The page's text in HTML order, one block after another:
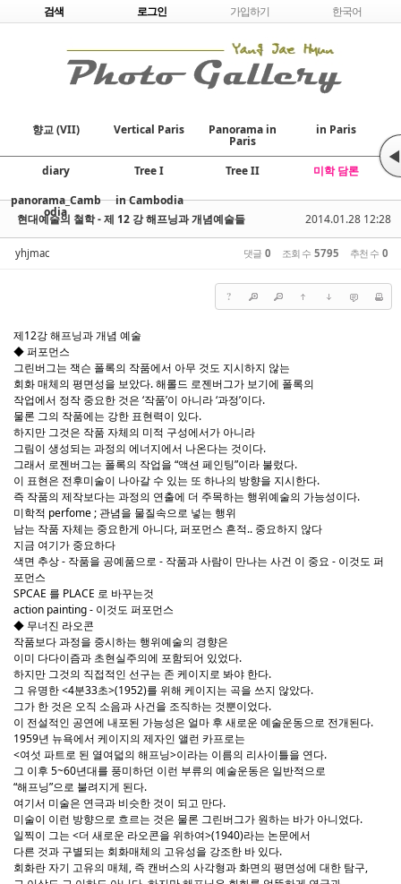
Skip to content
검색 로그인 가입하기 한국어
향교 (VII) Vertical Paris Panorama in
Paris
in Paris
diary Tree I Tree II
미학 담론
panorama_Camb
odia
in Cambodia
◀
2014.01.28 12:28
현대예술의 철학 - 제 12 강 해프닝과 개념예술들
yhjmac 댓글 0 조회 수 5795 추천 수 0
?
제12강 해프닝과 개념 예술
◆ 퍼포먼스
그린버그는 잭슨 폴록의 작품에서 아무 것도 지시하지 않는
회화 매체의 평면성을 보았다. 해롤드 로젠버그가 보기에 폴록의
작업에서 정작 중요한 것은 ‘작품’이 아니라 ‘과정’이다.
물론 그의 작품에는 강한 표현력이 있다.
하지만 그것은 작품 자체의 미적 구성에서가 아니라
그림이 생성되는 과정의 에너지에서 나온다는 것이다.
그래서 로젠버그는 폴록의 작업을 “액션 페인팅”이라 불렀다.
이 표현은 전후미술이 나아갈 수 있는 또 하나의 방향을 지시한다.
즉 작품의 제작보다는 과정의 연출에 더 주목하는 행위예술의 가능성이다.
미학적 perfome ; 관념을 물질속으로 넣는 행위
남는 작품 자체는 중요한게 아니다, 퍼포먼스 흔적.. 중요하지 않다
지금 여기가 중요하다
색면 추상 - 작품을 공예품으로 - 작품과 사람이 만나는 사건 이 중요 - 이것도 퍼
포먼스
SPCAE 를 PLACE 로 바꾸는것
action painting - 이것도 퍼포먼스
◆ 무너진 라오콘
작품보다 과정을 중시하는 행위예술의 경향은
이미 다다이즘과 초현실주의에 포함되어 있었다.
하지만 그것의 직접적인 선구는 존 케이지로 봐야 한다.
그 유명한 <4분33초>(1952)를 위해 케이지는 곡을 쓰지 않았다.
그가 한 것은 오직 소음과 사건을 조직하는 것뿐이었다.
이 전설적인 공연에 내포된 가능성은 얼마 후 새로운 예술운동으로 전개된다.
1959년 뉴욕에서 케이지의 제자인 앨런 카프로는
<여섯 파트로 된 열여덟의 해프닝>이라는 이름의 리사이틀을 연다.
그 이후 5~60년대를 풍미하던 이런 부류의 예술운동은 일반적으로
“해프닝”으로 불려지게 된다.
여기서 미술은 연극과 비슷한 것이 되고 만다.
미술이 이런 방향으로 흐르는 것은 물론 그린버그가 원하는 바가 아니었다.
일찍이 그는 <더 새로운 라오콘을 위하여>(1940)라는 논문에서
다른 것과 구별되는 회화매체의 고유성을 강조한 바 있다.
회화란 자기 고유의 매체, 즉 캔버스의 사각형과 화면의 평면성에 대한 탐구,